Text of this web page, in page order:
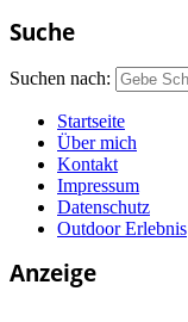
Suche
Suchen nach:
Startseite
Über mich
Kontakt
Impressum
Datenschutz
Outdoor Erlebnis
Anzeige